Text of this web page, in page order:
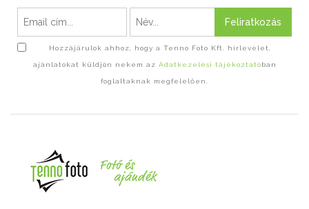
Feliratkozás
Hozzájárulok ahhoz, hogy a Tenno Foto Kft. hírlevelet,
ajánlatokat küldjön nekem az Adatkezelési tájékoztatóban
foglaltaknak megfelelően.